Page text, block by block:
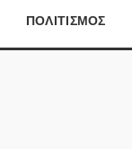
ΠΟΛΙΤΙΣΜΟΣ